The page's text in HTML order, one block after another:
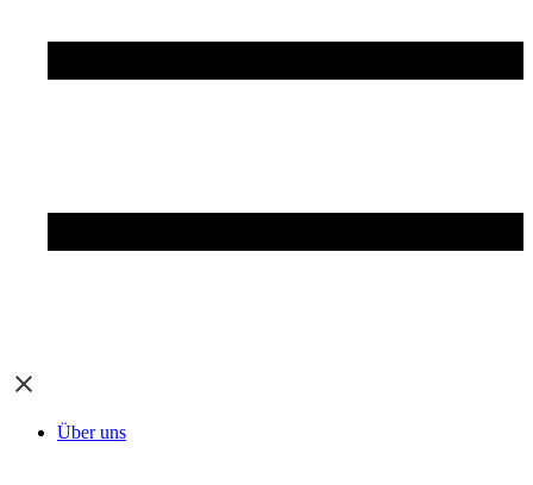
Über uns